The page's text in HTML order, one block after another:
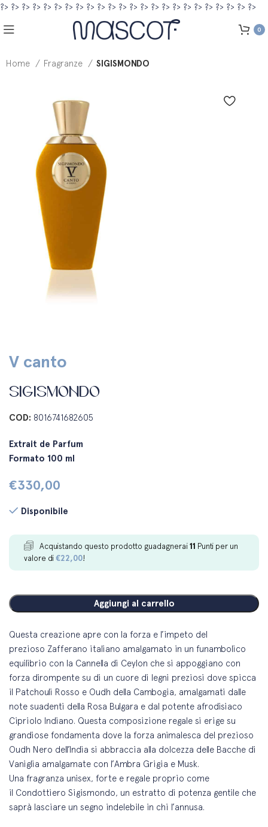
?> ?> ?> ?> ?> ?> ?> ?> ?> ?> ?> ?> ?> ?> ?> ?> ?> ?> ?> ?> ?> ?> ?> ?>
0
Home Fragranze SIGISMONDO
V canto
SIGISMONDO
COD: 8016741682605
Extrait de Parfum
Formato 100 ml
€330,00
Disponibile
Acquistando questo prodotto guadagnerai11 Punti per un
valore di€22,00!
Aggiungi al carrello
Questa creazione apre con la forza e l’impeto del
prezioso Zafferano italiano amalgamato in un funambolico
equilibrio con la Cannella di Ceylon che si appoggiano con
forza dirompente su di un cuore di legni preziosi dove spicca
il Patchouli Rosso e Oudh della Cambogia, amalgamati dalle
note suadenti della Rosa Bulgara e dal potente afrodisiaco
Cipriolo Indiano. Questa composizione regale si erige su
grandiose fondamenta dove la forza animalesca del prezioso
Oudh Nero dell’India si abbraccia alla dolcezza delle Bacche di
Vaniglia amalgamate con l’Ambra Grigia e Musk.
Una fragranza unisex, forte e regale proprio come
il Condottiero Sigismondo, un estratto di potenza gentile che
saprà lasciare un segno indelebile in chi l’annusa.